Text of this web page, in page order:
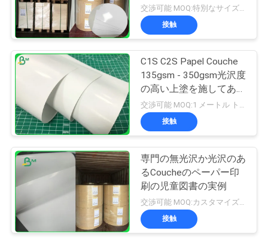
リ
シ
製本板
Coucheのペーパー
パー
接触
C1S C2S Papel Couche
135gsm - 350gsm光沢度
の高い上塗を施してある
アート ペーパーは巻き
取ります
交渉可能 MOQ:1 メートル トン
接触
専門の無光沢か光沢のあ
るCoucheのペーパー印
刷の児童図書の実例
交渉可能 MOQ:カスタマイズされたサイズの正常なサイズ及び10トンのための1トン
接触